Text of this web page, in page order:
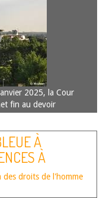
2025, la Cour
fin au devoir
À
À
LA COUR
des droits de l'homme